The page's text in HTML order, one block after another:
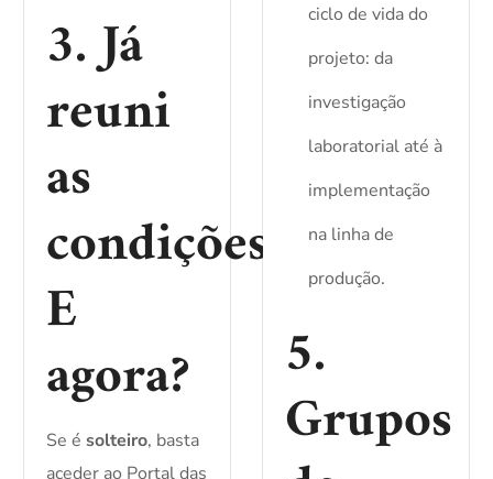
3. Já
reuni
as
condições.
E
agora?
Se ésolteiro, basta
aceder ao Portal das
ciclo de vida do
projeto: da
investigação
laboratorial até à
implementação
na linha de
produção.
5.
Grupos